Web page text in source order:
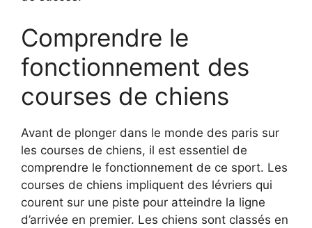
Comprendre le
fonctionnement des
courses de chiens
Avant de plonger dans le monde des paris sur
les courses de chiens, il est essentiel de
comprendre le fonctionnement de ce sport. Les
courses de chiens impliquent des lévriers qui
courent sur une piste pour atteindre la ligne
d’arrivée en premier. Les chiens sont classés en